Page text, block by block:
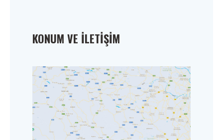
KONUM VE İLETIŞIM